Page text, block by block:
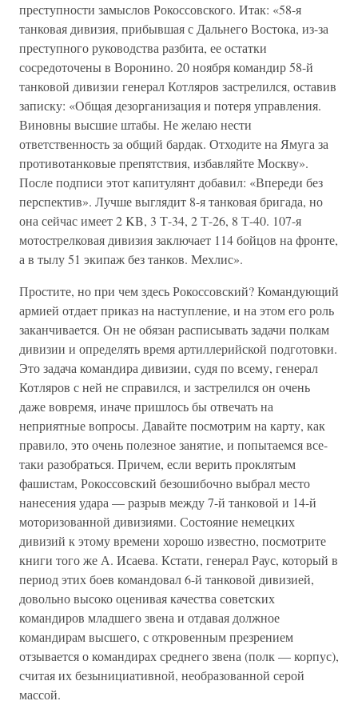
преступности замыслов Рокоссовского. Итак: «58-я
танковая дивизия, прибывшая с Дальнего Востока, из-за
преступного руководства разбита, ее остатки
сосредоточены в Воронино. 20 ноября командир 58-й
танковой дивизии генерал Котляров застрелился, оставив
записку: «Общая дезорганизация и потеря управления.
Виновны высшие штабы. Не желаю нести
ответственность за общий бардак. Отходите на Ямуга за
противотанковые препятствия, избавляйте Москву».
После подписи этот капитулянт добавил: «Впереди без
перспектив». Лучше выглядит 8-я танковая бригада, но
она сейчас имеет 2 KB, 3 Т-34, 2 Т-26, 8 Т-40. 107-я
мотострелковая дивизия заключает 114 бойцов на фронте,
а в тылу 51 экипаж без танков. Мехлис».
Простите, но при чем здесь Рокоссовский? Командующий
армией отдает приказ на наступление, и на этом его роль
заканчивается. Он не обязан расписывать задачи полкам
дивизии и определять время артиллерийской подготовки.
Это задача командира дивизии, судя по всему, генерал
Котляров с ней не справился, и застрелился он очень
даже вовремя, иначе пришлось бы отвечать на
неприятные вопросы. Давайте посмотрим на карту, как
правило, это очень полезное занятие, и попытаемся все-
таки разобраться. Причем, если верить проклятым
фашистам, Рокоссовский безошибочно выбрал место
нанесения удара — разрыв между 7-й танковой и 14-й
моторизованной дивизиями. Состояние немецких
дивизий к этому времени хорошо известно, посмотрите
книги того же А. Исаева. Кстати, генерал Раус, который в
период этих боев командовал 6-й танковой дивизией,
довольно высоко оценивая качества советских
командиров младшего звена и отдавая должное
командирам высшего, с откровенным презрением
отзывается о командирах среднего звена (полк — корпус),
считая их безынициативной, необразованной серой
массой.